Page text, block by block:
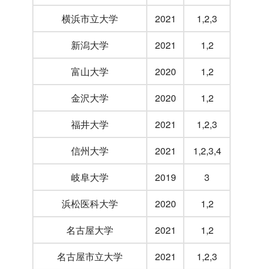
横浜市立大学
2021
1,2,3
新潟大学
2021
1,2
富山大学
2020
1,2
金沢大学
2020
1,2
福井大学
2021
1,2,3
信州大学
2021
1,2,3,4
岐阜大学
2019
3
浜松医科大学
2020
1,2
名古屋大学
2021
1,2
名古屋市立大学
2021
1,2,3